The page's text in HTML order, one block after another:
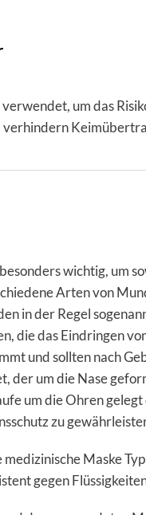
um das
verhindern
wichtig, um
Arten von
in der Regel
die das Eindringen
und sollten nach
um die Nase
um die Ohren
zu
Maske
gegen